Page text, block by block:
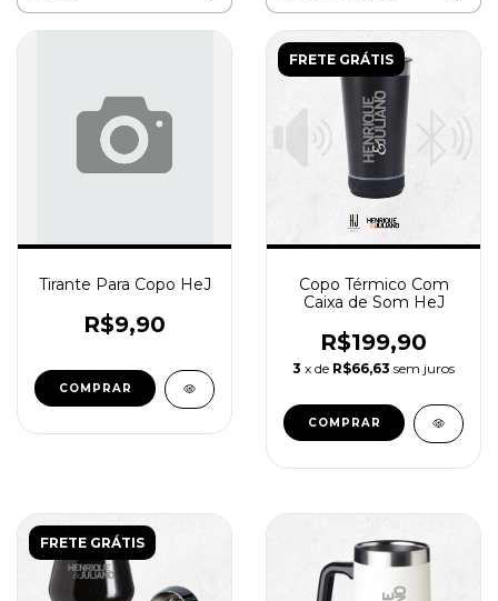
Tirante Para Copo HeJ
R$9,90
FRETE GRÁTIS
Copo Térmico Com
Caixa de Som HeJ
R$199,90
3 x de R$66,63 sem juros
COMPRAR
FRETE GRÁTIS